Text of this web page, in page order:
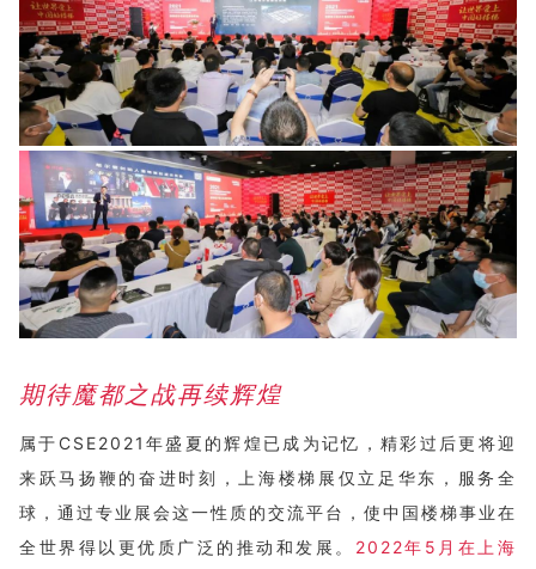
期待魔都之战再续辉煌
属于CSE2021年盛夏的辉煌已成为记忆，精彩过后更将迎
来跃马扬鞭的奋进时刻，上海楼梯展仅立足华东，服务全
球，通过专业展会这一性质的交流平台，使中国楼梯事业在
全世界得以更优质广泛的推动和发展。 2022年5月在上海